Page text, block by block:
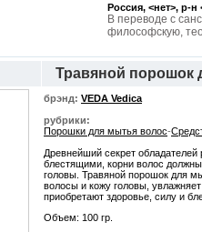
Россия, <нет>, р-н
В переводе с
философскую,
Травяной порошок
брэнд: VEDA Vedica
рубрики:
Порошки для мытья волос-
Древнейший секрет
блестящими, корни волос
головы. Травяной порошок для
волосы и кожу головы,
приобретают здоровье, силу и
Объем: 100 гр.